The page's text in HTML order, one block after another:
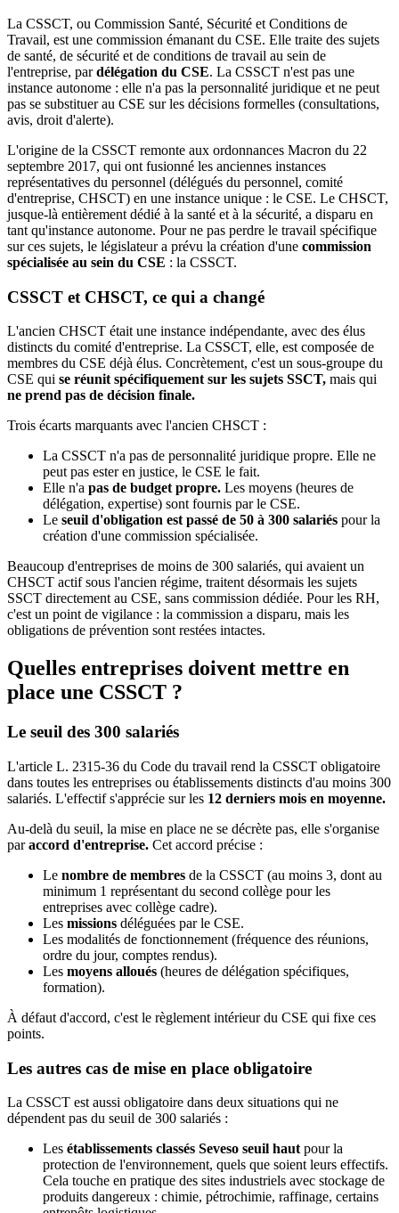
La CSSCT, ou Commission Santé, Sécurité et Conditions de
Travail, est une commission émanant du CSE. Elle traite des sujets
de santé, de sécurité et de conditions de travail au sein de
l'entreprise, pardélégation du CSE. La CSSCT n'est pas une
instance autonome : elle n'a pas la personnalité juridique et ne peut
pas se substituer au CSE sur les décisions formelles (consultations,
avis, droit d'alerte).
L'origine de la CSSCT remonte aux ordonnances Macron du 22
septembre 2017, qui ont fusionné les anciennes instances
représentatives du personnel (délégués du personnel, comité
d'entreprise, CHSCT) en une instance unique : le CSE. Le CHSCT,
jusque-là entièrement dédié à la santé et à la sécurité, a disparu en
tant qu'instance autonome. Pour ne pas perdre le travail spécifique
sur ces sujets, le législateur a prévu la création d'une commission
spécialisée au sein du CSE : la CSSCT.
CSSCT et CHSCT, ce qui a changé
L'ancien CHSCT était une instance indépendante, avec des élus
distincts du comité d'entreprise. La CSSCT, elle, est composée de
membres du CSE déjà élus. Concrètement, c'est un sous-groupe du
CSE qui se réunit spécifiquement sur les sujets SSCT, mais qui
ne prend pas de décision finale.
Trois écarts marquants avec l'ancien CHSCT :
La CSSCT n'a pas de personnalité juridique propre. Elle ne
peut pas ester en justice, le CSE le fait.
Elle n'a pas de budget propre. Les moyens (heures de
délégation, expertise) sont fournis par le CSE.
Le seuil d'obligation est passé de 50 à 300 salariés pour la
création d'une commission spécialisée.
Beaucoup d'entreprises de moins de 300 salariés, qui avaient un
CHSCT actif sous l'ancien régime, traitent désormais les sujets
SSCT directement au CSE, sans commission dédiée. Pour les RH,
c'est un point de vigilance : la commission a disparu, mais les
obligations de prévention sont restées intactes.
Quelles entreprises doivent mettre en
place une CSSCT ?
Le seuil des 300 salariés
L'article L. 2315-36 du Code du travail rend la CSSCT obligatoire
dans toutes les entreprises ou établissements distincts d'au moins 300
salariés. L'effectif s'apprécie sur les 12 derniers mois en moyenne.
Au-delà du seuil, la mise en place ne se décrète pas, elle s'organise
paraccord d'entreprise. Cet accord précise :
Le nombre de membres de la CSSCT (au moins 3, dont au
minimum 1 représentant du second collège pour les
entreprises avec collège cadre).
Les missions déléguées par le CSE.
Les modalités de fonctionnement (fréquence des réunions,
ordre du jour, comptes rendus).
Les moyens alloués (heures de délégation spécifiques,
formation).
À défaut d'accord, c'est le règlement intérieur du CSE qui fixe ces
points.
Les autres cas de mise en place obligatoire
La CSSCT est aussi obligatoire dans deux situations qui ne
dépendent pas du seuil de 300 salariés :
Les établissements classés Seveso seuil haut pour la
protection de l'environnement, quels que soient leurs effectifs.
Cela touche en pratique des sites industriels avec stockage de
produits dangereux : chimie, pétrochimie, raffinage, certains